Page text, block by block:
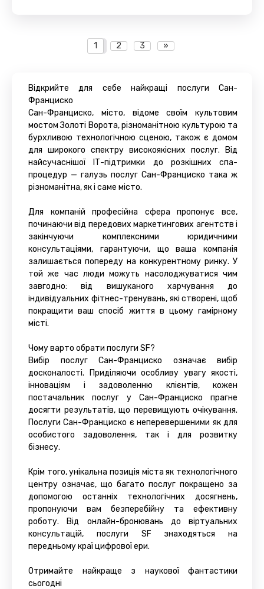
1 2 3 »
Відкрийте для себе найкращі послуги Сан-
Франциско
Сан-Франциско, місто, відоме своїм культовим
мостом Золоті Ворота, різноманітною культурою та
бурхливою технологічною сценою, також є домом
для широкого спектру високоякісних послуг. Від
найсучаснішої ІТ-підтримки до розкішних спа-
процедур — галузь послуг Сан-Франциско така ж
різноманітна, як і саме місто.
Для компаній професійна сфера пропонує все,
починаючи від передових маркетингових агентств і
закінчуючи комплексними юридичними
консультаціями, гарантуючи, що ваша компанія
залишається попереду на конкурентному ринку. У
той же час люди можуть насолоджуватися чим
завгодно: від вишуканого харчування до
індивідуальних фітнес-тренувань, які створені, щоб
покращити ваш спосіб життя в цьому гамірному
місті.
Чому варто обрати послуги SF?
Вибір послуг Сан-Франциско означає вибір
досконалості. Приділяючи особливу увагу якості,
інноваціям і задоволенню клієнтів, кожен
постачальник послуг у Сан-Франциско прагне
досягти результатів, що перевищують очікування.
Послуги Сан-Франциско є неперевершеними як для
особистого задоволення, так і для розвитку
бізнесу.
Крім того, унікальна позиція міста як технологічного
центру означає, що багато послуг покращено за
допомогою останніх технологічних досягнень,
пропонуючи вам безперебійну та ефективну
роботу. Від онлайн-бронювань до віртуальних
консультацій, послуги SF знаходяться на
передньому краї цифрової ери.
Отримайте найкраще з наукової фантастики
сьогодні